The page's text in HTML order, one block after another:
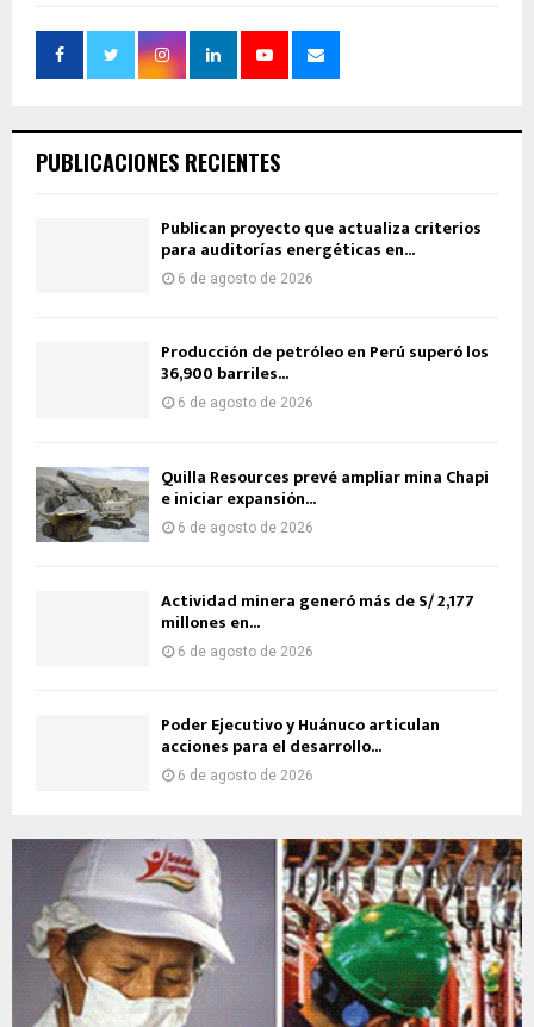
PUBLICACIONES RECIENTES
Publican proyecto que actualiza criterios
para auditorías energéticas en...
6 de agosto de 2026
Producción de petróleo en Perú superó los
36,900 barriles...
6 de agosto de 2026
Quilla Resources prevé ampliar mina Chapi
e iniciar expansión...
6 de agosto de 2026
Actividad minera generó más de S/ 2,177
millones en...
6 de agosto de 2026
Poder Ejecutivo y Huánuco articulan
acciones para el desarrollo...
6 de agosto de 2026